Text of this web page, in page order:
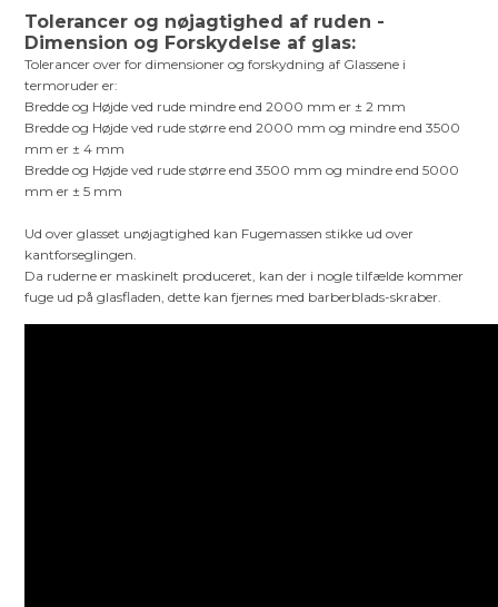
Tolerancer og nøjagtighed af ruden -
Dimension og Forskydelse af glas:
Tolerancer over for dimensioner og forskydning af Glassene i
termoruder er:
Bredde og Højde ved rude mindre end 2000 mm er ± 2 mm
Bredde og Højde ved rude større end 2000 mm og mindre end 3500
mm er ± 4 mm
Bredde og Højde ved rude større end 3500 mm og mindre end 5000
mm er ± 5 mm
Ud over glasset unøjagtighed kan Fugemassen stikke ud over
kantforseglingen.
Da ruderne er maskinelt produceret, kan der i nogle tilfælde kommer
fuge ud på glasfladen, dette kan fjernes med barberblads-skraber.